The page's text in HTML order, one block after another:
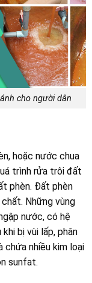
cho người dân
hoặc nước chua
trình rửa trôi đất
phèn. Đất phèn
Những vùng
nước, có hệ
bị vùi lấp, phân
chứa nhiều kim loại
sunfat.